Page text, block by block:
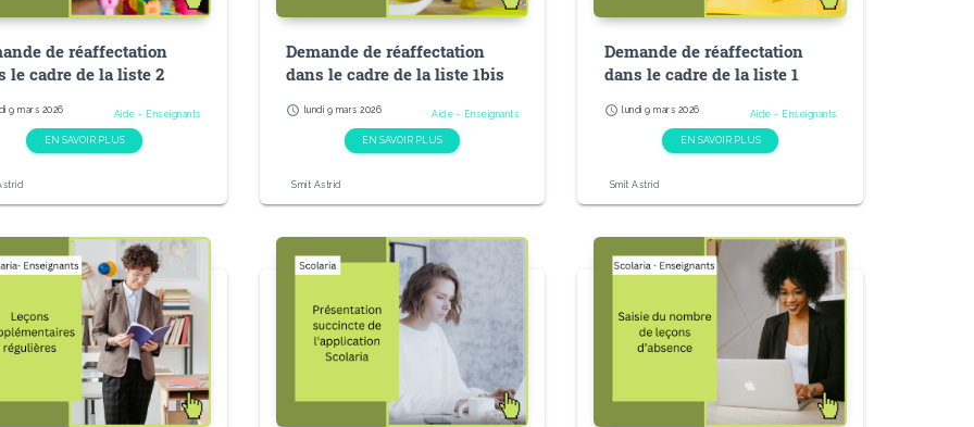
de réaffectation
le cadre de la liste 2
9 mars 2026 Aide - Enseignants
EN SAVOIR PLUS
Demande de réaffectation
dans le cadre de la liste 1bis
schedule lundi 9 mars 2026 Aide - Enseignants
EN SAVOIR PLUS
Smit Astrid
Demande de réaffectation
dans le cadre de la liste 1
schedule lundi 9 mars 2026 Aide - Enseignants
EN SAVOIR PLUS
Smit Astrid